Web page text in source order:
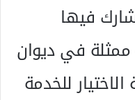
فيها
في ديوان
للخدمة